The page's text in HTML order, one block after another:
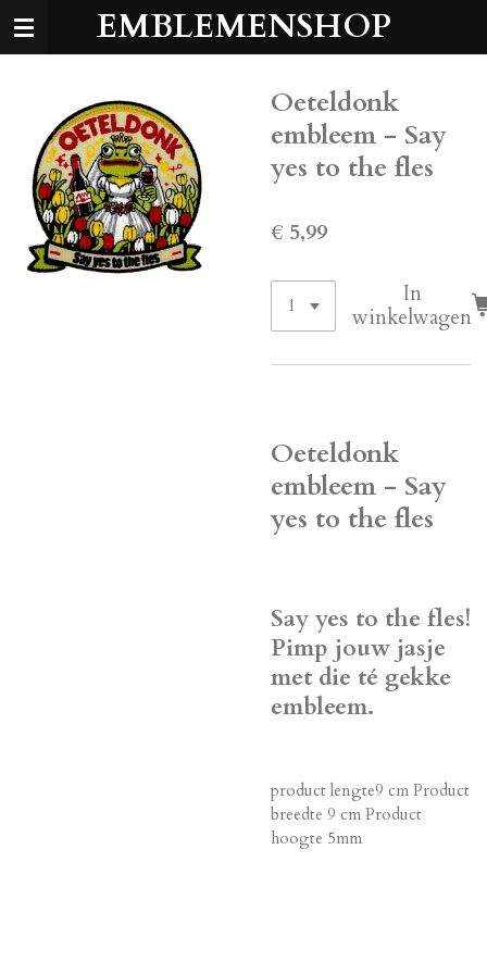
Ga
hoofdinhoud
EMBLEMENSHOP
Oeteldonk
embleem - Say
yes to the fles
€ 5,99
In
winkelwagen
Oeteldonk
embleem - Say
yes to the fles
Say yes to the fles!
Pimp jouw jasje
met die té gekke
embleem.
product lengte9 cm Product
breedte 9 cm Product
hoogte 5mm